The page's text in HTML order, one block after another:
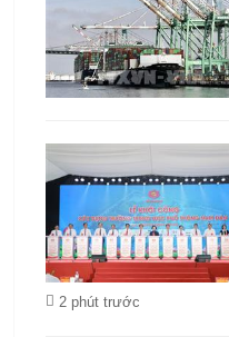
2 phút trước